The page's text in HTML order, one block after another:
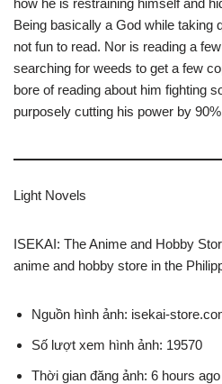
Being basically a God while taking
not fun to read. Nor is reading a
searching for weeds to get a few
bore of reading about him fighting
purposely cutting his power by
Light Novels
ISEKAI: The Anime and Hobby
anime and hobby store in the
Nguồn hình ảnh: isekai-
Số lượt xem hình ảnh: 19570
Thời gian đăng ảnh: 6 hours ago